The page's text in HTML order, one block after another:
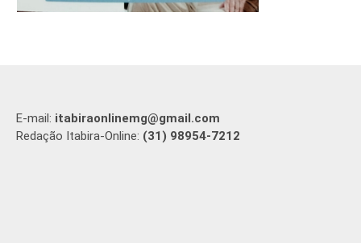
E-mail: itabiraonlinemg@gmail.com
Redação Itabira-Online: (31) 98954-7212